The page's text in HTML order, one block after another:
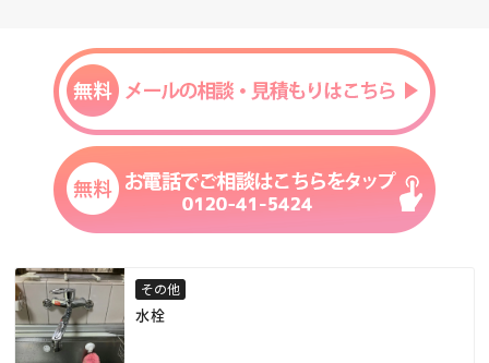
その他
水栓